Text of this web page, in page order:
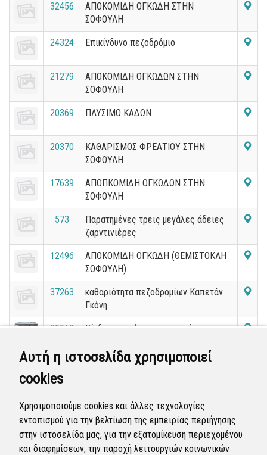
Αυτή η ιστοσελίδα χρησιμοποιεί
cookies
Χρησιμοποιούμε cookies και άλλες τεχνολογίες
εντοπισμού για την βελτίωση της εμπειρίας περιήγησης
στην ιστοσελίδα μας, για την εξατομίκευση περιεχομένου
και διαφημίσεων, την παροχή λειτουργιών κοινωνικών
32456
ΑΠΟΚΟΜΙΔΗ ΟΓΚΩΔΗ ΣΤΗΝ
ΣΟΦΟΥΛΗ
24324 Επικίνδυνο πεζοδρόμιο
21279
ΑΠΟΚΟΜΙΔΗ ΟΓΚΩΔΩΝ ΣΤΗΝ
ΣΟΦΟΥΛΗ
20369 ΠΛΥΣΙΜΟ ΚΑΔΩΝ
20370
ΚΑΘΑΡΙΣΜΟΣ ΦΡΕΑΤΙΟΥ ΣΤΗΝ
ΣΟΦΟΥΛΗ
17639
ΑΠΟΠΚΟΜΙΔΗ ΟΓΚΩΔΩΝ ΣΤΗΝ
ΣΟΦΟΥΛΗ
573
Παρατημένες τρεις μεγάλες άδειες
ζαρντινιέρες
12496
ΑΠΟΚΟΜΙΔΗ ΟΓΚΩΔΗ (ΘΕΜΙΣΤΟΚΛΗ
ΣΟΦΟΥΛΗ)
37263
καθαριότητα πεζοδρομίων Καπετάν
Γκόνη
39969
Κίνδυνος πτώσης αντικειμένου
35862
καμενο φαναρι για πεζους Σοφούλη
38856
Ελλιπης φωτισμός στην Καθηγητή
Ρωσσιδη
« 1 2 3 4 5 6 7 8 9 10